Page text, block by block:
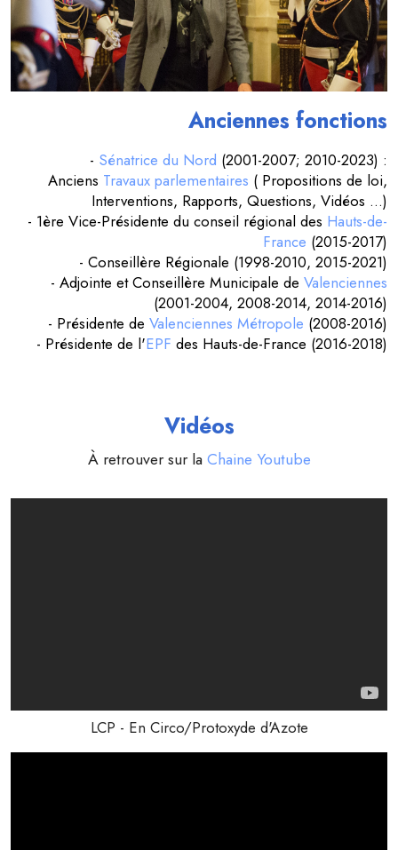
Anciennes fonctions
- Sénatrice du Nord (2001-2007; 2010-2023) :
Anciens Travaux parlementaires ( Propositions de loi,
Interventions, Rapports, Questions, Vidéos ...)
- 1ère Vice-Présidente du conseil régional des Hauts-de-
France (2015-2017)
- Conseillère Régionale (1998-2010, 2015-2021)
- Adjointe et Conseillère Municipale de Valenciennes
(2001-2004, 2008-2014, 2014-2016)
- Présidente de Valenciennes Métropole (2008-2016)
- Présidente de l'EPF des Hauts-de-France (2016-2018)
Vidéos
À retrouver sur laChaine Youtube
LCP - En Circo/Protoxyde d'Azote